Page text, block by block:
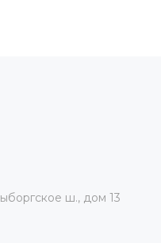
ш., дом 13